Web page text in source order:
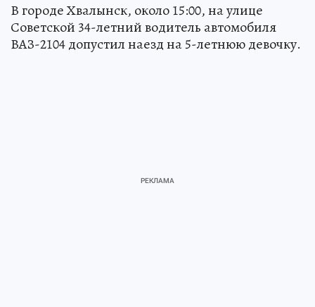
В городе Хвалынск, около 15:00, на улице
Советской 34-летний водитель автомобиля
ВАЗ-2104 допустил наезд на 5-летнюю девочку.